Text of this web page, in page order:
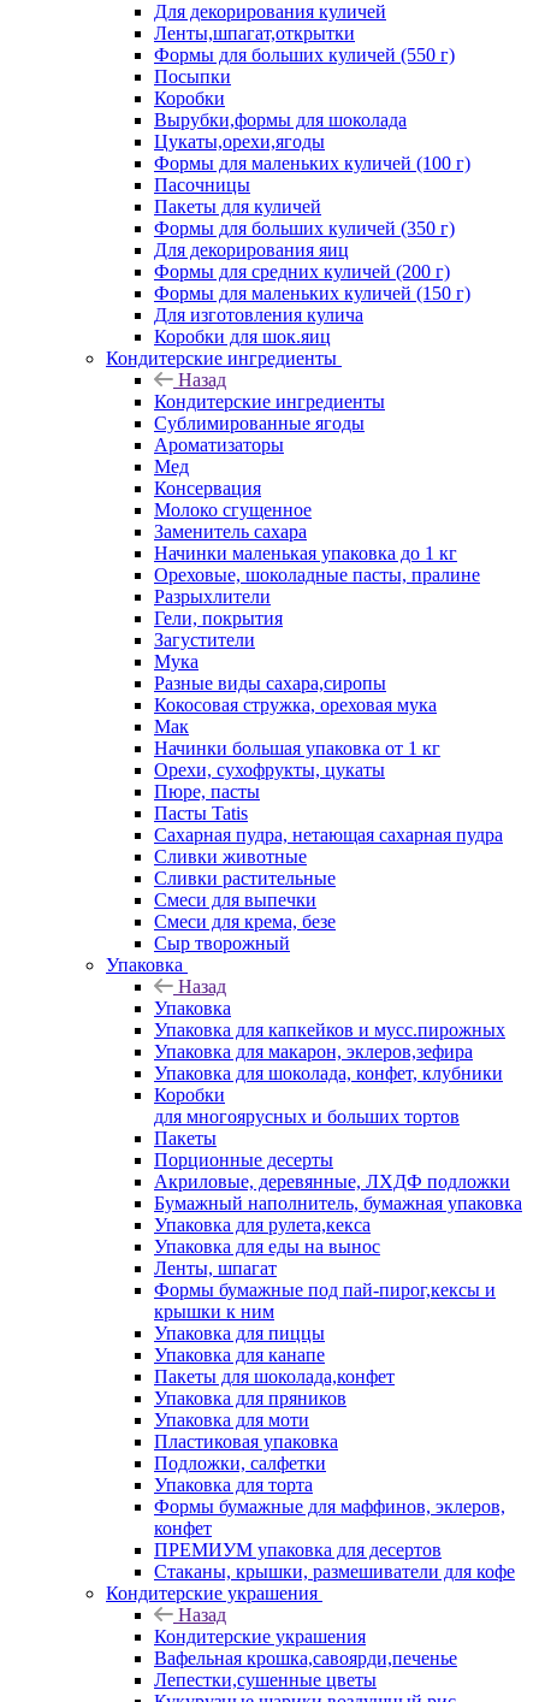
Для декорирования куличей
Ленты,шпагат,открытки
Формы для больших куличей (550 г)
Посыпки
Коробки
Вырубки,формы для шоколада
Цукаты,орехи,ягоды
Формы для маленьких куличей (100 г)
Пасочницы
Пакеты для куличей
Формы для больших куличей (350 г)
Для декорирования яиц
Формы для средних куличей (200 г)
Формы для маленьких куличей (150 г)
Для изготовления кулича
Коробки для шок.яиц
Кондитерские ингредиенты
Назад
Кондитерские ингредиенты
Сублимированные ягоды
Ароматизаторы
Мед
Консервация
Молоко сгущенное
Заменитель сахара
Начинки маленькая упаковка до 1 кг
Ореховые, шоколадные пасты, пралине
Разрыхлители
Гели, покрытия
Загустители
Мука
Разные виды сахара,сиропы
Кокосовая стружка, ореховая мука
Мак
Начинки большая упаковка от 1 кг
Орехи, сухофрукты, цукаты
Пюре, пасты
Пасты Tatis
Сахарная пудра, нетающая сахарная пудра
Сливки животные
Сливки растительные
Смеси для выпечки
Смеси для крема, безе
Сыр творожный
Упаковка
Назад
Упаковка
Упаковка для капкейков и мусс.пирожных
Упаковка для макарон, эклеров,зефира
Упаковка для шоколада, конфет, клубники
Коробки
для многоярусных и больших тортов
Пакеты
Порционные десерты
Акриловые, деревянные, ЛХДФ подложки
Бумажный наполнитель, бумажная упаковка
Упаковка для рулета,кекса
Упаковка для еды на вынос
Ленты, шпагат
Формы бумажные под пай-пирог,кексы и
крышки к ним
Упаковка для пиццы
Упаковка для канапе
Пакеты для шоколада,конфет
Упаковка для пряников
Упаковка для моти
Пластиковая упаковка
Подложки, салфетки
Упаковка для торта
Формы бумажные для маффинов, эклеров,
конфет
ПРЕМИУМ упаковка для десертов
Стаканы, крышки, размешиватели для кофе
Кондитерские украшения
Назад
Кондитерские украшения
Вафельная крошка,савоярди,печенье
Лепестки,сушенные цветы